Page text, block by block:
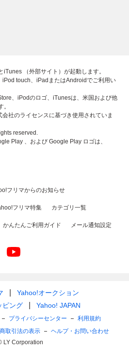
iTunes （外部サイト）が起動します。
iPod touch、iPadまたはAndroidでご利用い
、iPodのロゴ、iTunesは、米国および他
社のライセンスに基づき使用されていま
reserved.
Play 、および Google Play ロゴは、
フリマからのお知らせ
フリマ特集 カテゴリ一覧
かんたんご利用ガイド メール通知設定
Yahoo!オークション
ピング
Yahoo! JAPAN
プライバシーセンター
利用規約
取引法の表示
ヘルプ・お問い合わせ
LY Corporation